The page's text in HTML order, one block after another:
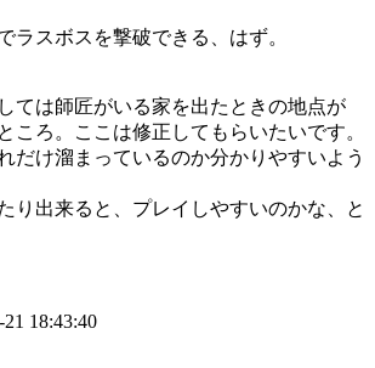
ラスボスを撃破できる、はず。
ては師匠がいる家を出たときの地点が
ころ。ここは修正してもらいたいです。
だけ溜まっているのか分かりやすいよう
り出来ると、プレイしやすいのかな、と
18:43:40